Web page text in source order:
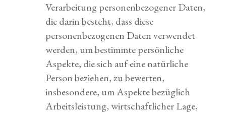
Verarbeitung personenbezogener Daten,
die darin besteht, dass diese
personenbezogenen Daten verwendet
werden, um bestimmte persönliche
Aspekte, die sich auf eine natürliche
Person beziehen, zu bewerten,
insbesondere, um Aspekte bezüglich
Arbeitsleistung, wirtschaftlicher Lage,